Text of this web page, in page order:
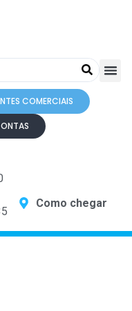
COMERCIAIS
Como chegar